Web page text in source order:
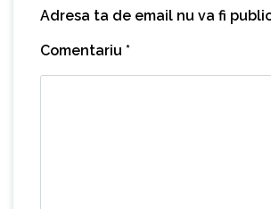
Adresa ta de email nu va fi
Comentariu *